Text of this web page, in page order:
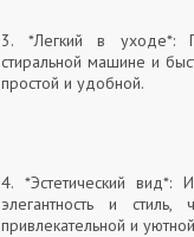
3. *Легкий в уходе*:
стиральной машине и
простой и удобной.
4. *Эстетический вид*:
элегантность и
привлекательной и